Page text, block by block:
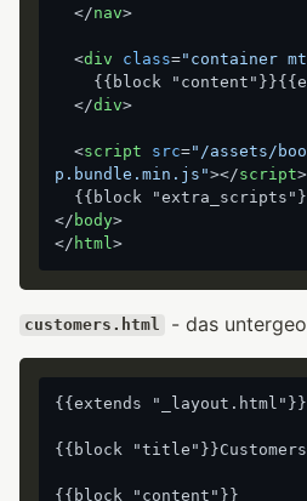
</nav>
<div class="container
</div>
<script src="/assets/
p.bundle.min.js"></script>
</ body>
</ html >
customers.html - das
{{extends "_layout.html"}}
{{block